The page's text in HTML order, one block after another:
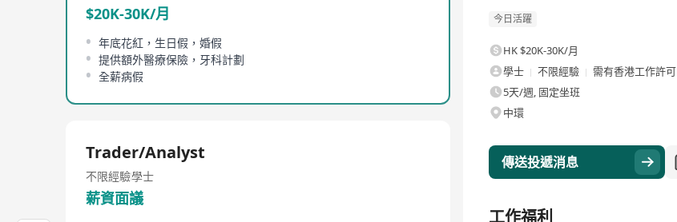
$20K-30K/月
年底花紅，生日假，婚假
提供額外醫療保險，牙科計劃
全薪病假
Trader/Analyst
不限經驗學士
薪資面議
今日活躍
HK $20K-30K/月
學士
不限經驗
需有香港工作許可
5天/週, 固定坐班
中環
傳送投遞消息
工作福利